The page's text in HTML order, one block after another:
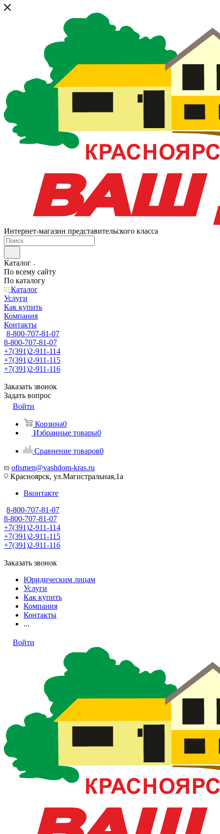
Интернет-магазин представительского класса
Каталог
По всему сайту
По каталогу
Каталог
Услуги
Как купить
Компания
Контакты
8-800-707-81-07
8-800-707-81-07
+7(391)2-911-114
+7(391)2-911-115
+7(391)2-911-116
Заказать звонок
Задать вопрос
Войти
Корзина0
Избранные товары0
Сравнение товаров0
ofismen@vashdom-kras.ru
Красноярск, ул.Магистральная,1а
Вконтакте
8-800-707-81-07
8-800-707-81-07
+7(391)2-911-114
+7(391)2-911-115
+7(391)2-911-116
Заказать звонок
Юридическим лицам
Услуги
Как купить
Компания
Контакты
...
Войти